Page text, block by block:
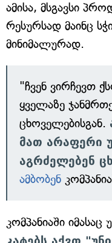
ამისა, მსგავსი
რესურსად მაინც
მინიმალურად.
"ჩვენ ვირჩევთ
ყველაზე
ცხოველებისგან.
მათ არაფერი
აგრძელებენ
ამბობენ
კომპანიაში იმასაც